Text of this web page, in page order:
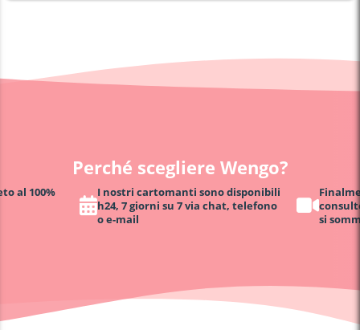
Perché scegliere Wengo?
al 100%
I nostri cartomanti sono disponibili
h24, 7 giorni su 7 via chat, telefono
o e-mail
si